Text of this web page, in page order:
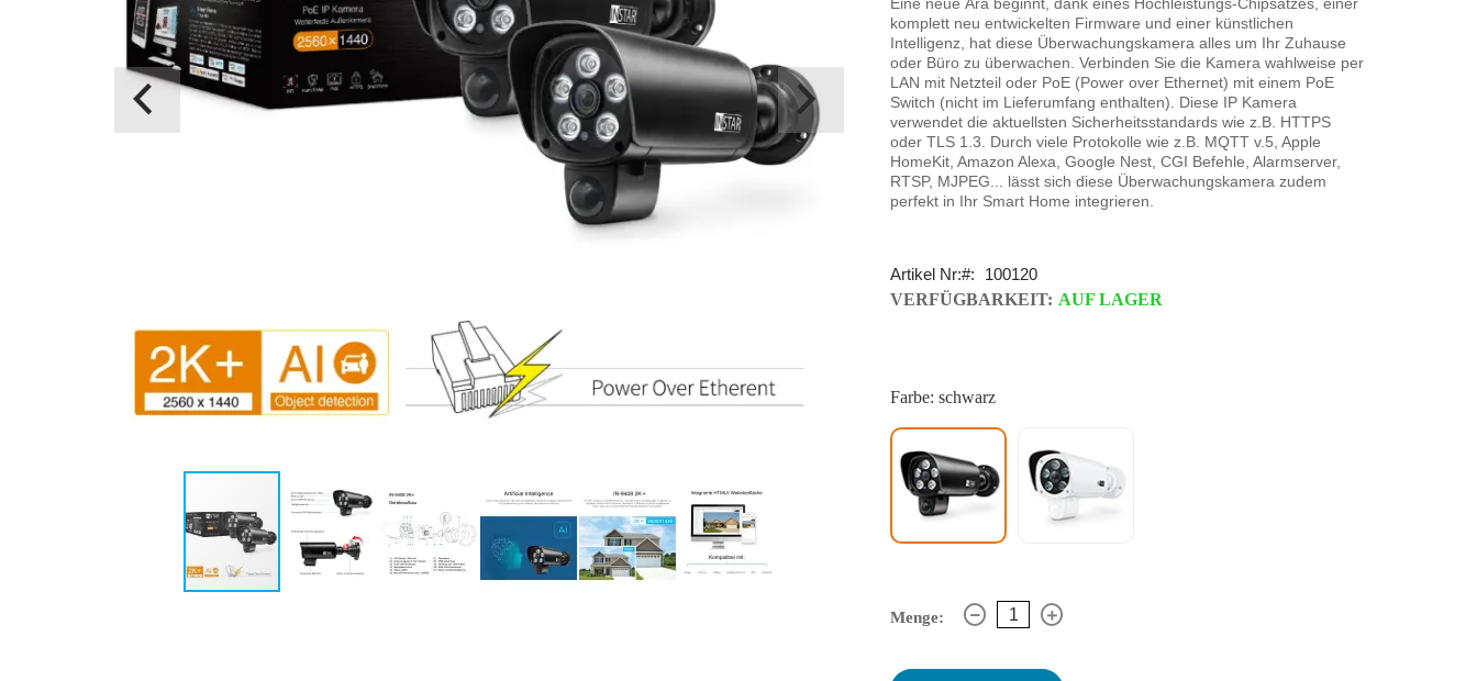
komplett neu entwickelten Firmware und einer künstlichen
Intelligenz, hat diese Überwachungskamera alles um Ihr Zuhause
oder Büro zu überwachen. Verbinden Sie die Kamera wahlweise per
LAN mit Netzteil oder PoE (Power over Ethernet) mit einem PoE
Switch (nicht im Lieferumfang enthalten). Diese IP Kamera
verwendet die aktuellsten Sicherheitsstandards wie z.B. HTTPS
oder TLS 1.3. Durch viele Protokolle wie z.B. MQTT v.5, Apple
HomeKit, Amazon Alexa, Google Nest, CGI Befehle, Alarmserver,
RTSP, MJPEG... lässt sich diese Überwachungskamera zudem
perfekt in Ihr Smart Home integrieren.
Artikel Nr:
100120
VERFÜGBARKEIT: AUF LAGER
Farbe: schwarz
Menge: